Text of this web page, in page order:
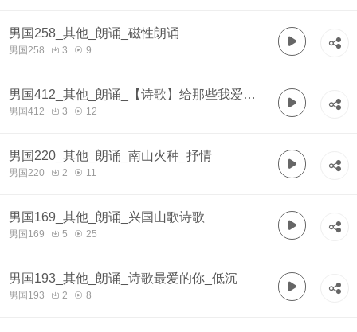
男国258_其他_朗诵_磁性朗诵
男国258 3 9
男国412_其他_朗诵_【诗歌】给那些我爱的
人
男国412 3 12
男国220_其他_朗诵_南山火种_抒情
男国220 2 11
男国169_其他_朗诵_兴国山歌诗歌
男国169 5 25
男国193_其他_朗诵_诗歌最爱的你_低沉
男国193 2 8